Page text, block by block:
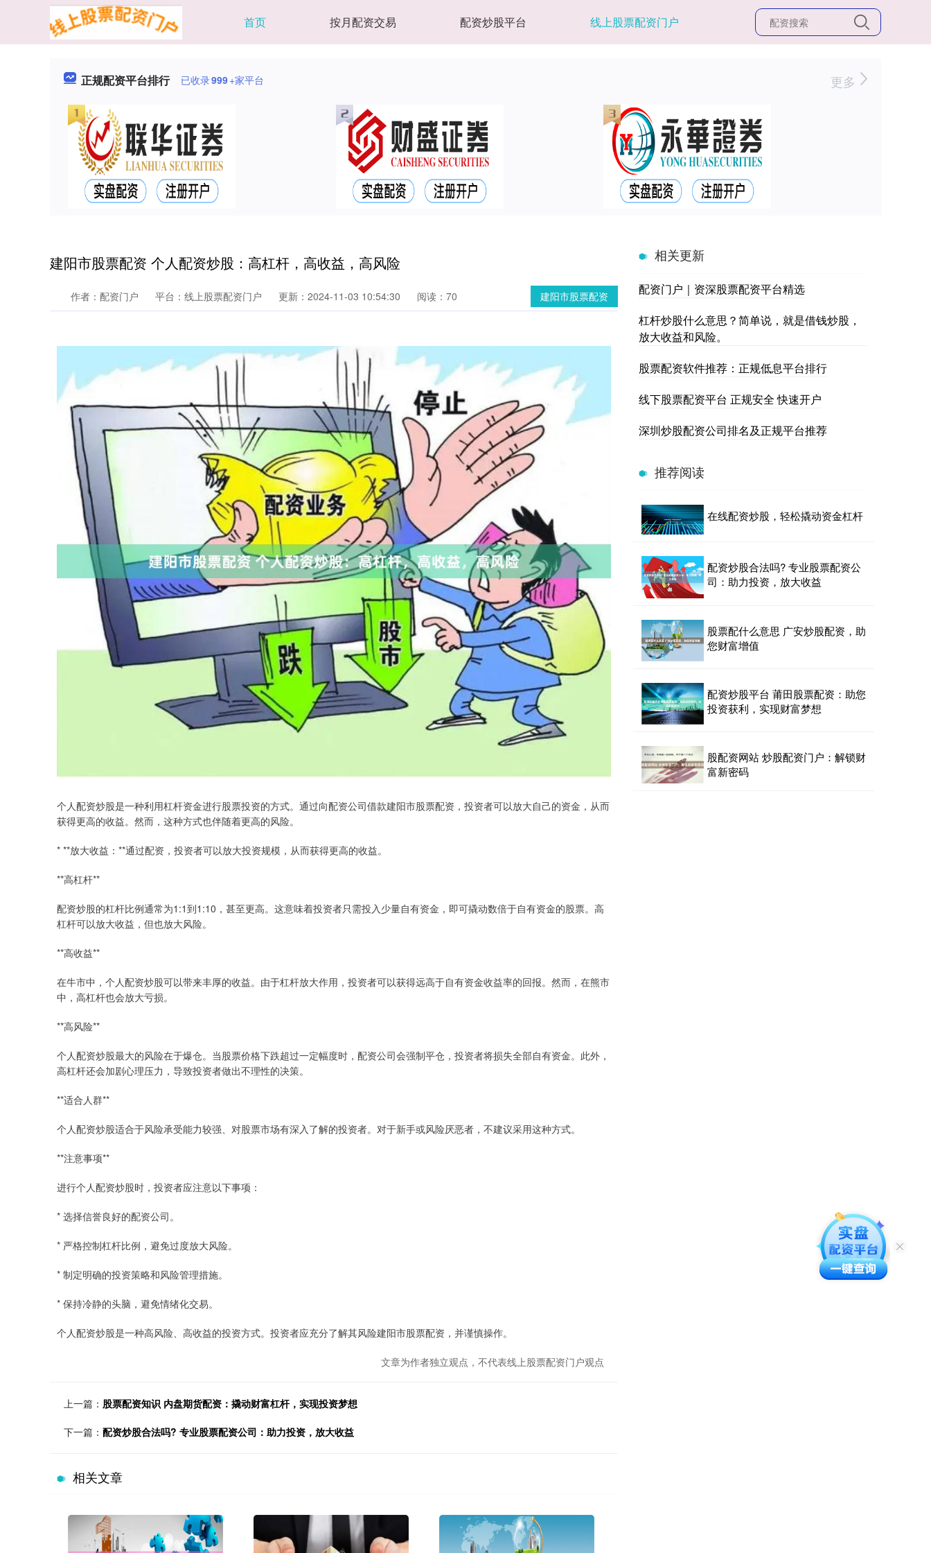
首页 按月配资交易 配资炒股平台 线上股票配资门户
正规配资平台排行 已收录999+家平台 更多
建阳市股票配资 个人配资炒股：高杠杆，高收益，高风险
建阳市股票配资
作者：配资门户 平台：线上股票配资门户 更新：2024-11-03 10:54:30 阅读：70
个人配资炒股是一种利用杠杆资金进行股票投资的方式。通过向配资公司借款建阳市股票配资，投资者可以放大自己的资金，从而
获得更高的收益。然而，这种方式也伴随着更高的风险。
* **放大收益：**通过配资，投资者可以放大投资规模，从而获得更高的收益。
**高杠杆**
配资炒股的杠杆比例通常为1:1到1:10，甚至更高。这意味着投资者只需投入少量自有资金，即可撬动数倍于自有资金的股票。高
杠杆可以放大收益，但也放大风险。
**高收益**
在牛市中，个人配资炒股可以带来丰厚的收益。由于杠杆放大作用，投资者可以获得远高于自有资金收益率的回报。然而，在熊市
中，高杠杆也会放大亏损。
**高风险**
个人配资炒股最大的风险在于爆仓。当股票价格下跌超过一定幅度时，配资公司会强制平仓，投资者将损失全部自有资金。此外，
高杠杆还会加剧心理压力，导致投资者做出不理性的决策。
**适合人群**
个人配资炒股适合于风险承受能力较强、对股票市场有深入了解的投资者。对于新手或风险厌恶者，不建议采用这种方式。
**注意事项**
进行个人配资炒股时，投资者应注意以下事项：
* 选择信誉良好的配资公司。
* 严格控制杠杆比例，避免过度放大风险。
* 制定明确的投资策略和风险管理措施。
* 保持冷静的头脑，避免情绪化交易。
个人配资炒股是一种高风险、高收益的投资方式。投资者应充分了解其风险建阳市股票配资，并谨慎操作。
文章为作者独立观点，不代表线上股票配资门户观点
上一篇： 股票配资知识 内盘期货配资：撬动财富杠杆，实现投资梦想
下一篇： 配资炒股合法吗? 专业股票配资公司：助力投资，放大收益
相关文章
相关更新
配资门户｜资深股票配资平台精选
杠杆炒股什么意思？简单说，就是借钱炒股，
放大收益和风险。
股票配资软件推荐：正规低息平台排行
线下股票配资平台 正规安全 快速开户
深圳炒股配资公司排名及正规平台推荐
推荐阅读
在线配资炒股，轻松撬动资金杠杆
配资炒股合法吗? 专业股票配资公
司：助力投资，放大收益
股票配什么意思 广安炒股配资，助
您财富增值
配资炒股平台 莆田股票配资：助您
投资获利，实现财富梦想
股配资网站 炒股配资门户：解锁财
富新密码